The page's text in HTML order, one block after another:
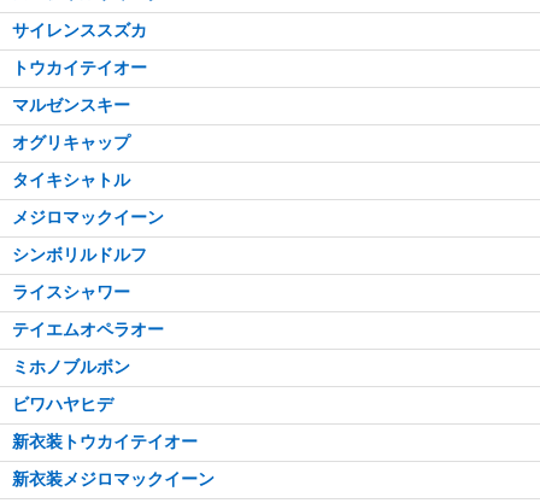
サイレンススズカ
トウカイテイオー
マルゼンスキー
オグリキャップ
タイキシャトル
メジロマックイーン
シンボリルドルフ
ライスシャワー
テイエムオペラオー
ミホノブルボン
ビワハヤヒデ
新衣装トウカイテイオー
新衣装メジロマックイーン